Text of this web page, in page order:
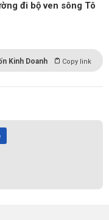
đi bộ ven sông Tô
Kinh Doanh Copy link